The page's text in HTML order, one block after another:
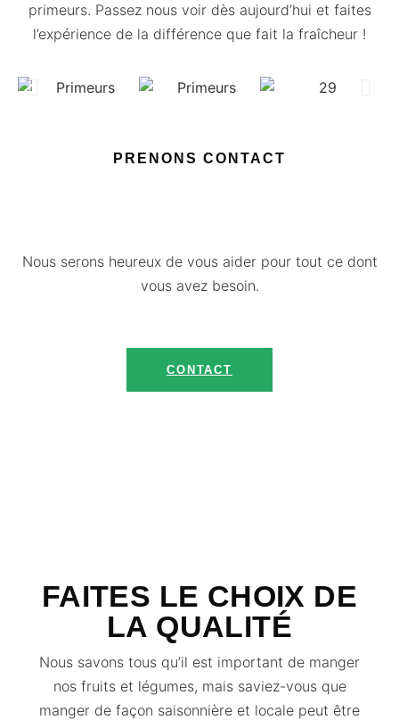
primeurs. Passez nous voir dès aujourd’hui et faites
l’expérience de la différence que fait la fraîcheur !
PRENONS CONTACT
Nous serons heureux de vous aider pour tout ce dont
vous avez besoin.
CONTACT
FAITES LE CHOIX DE
LA QUALITÉ
Nous savons tous qu’il est important de manger
nos fruits et légumes, mais saviez-vous que
manger de façon saisonnière et locale peut être